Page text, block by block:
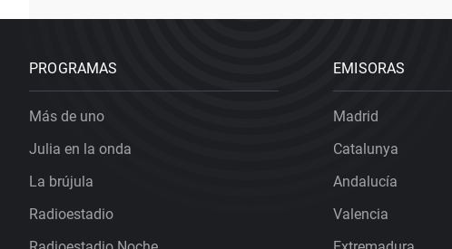
PROGRAMAS
Más de uno
Julia en la onda
La brújula
Radioestadio
EMISORAS
Madrid
Catalunya
Andalucía
Valencia